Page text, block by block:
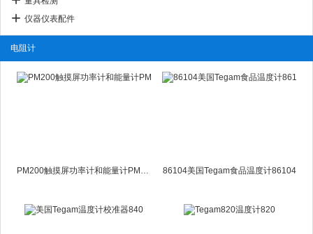
仪器仪表配件
电阻计
PM200触摸屏功率计和能量计PM-200 86104美国Tegam食品温度计86104